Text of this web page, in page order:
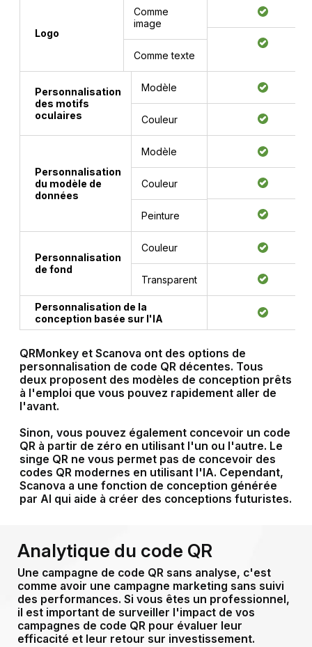
Logo
Comme
image
Comme texte
Personnalisation
des motifs
oculaires
Modèle
Couleur
Personnalisation
du modèle de
données
Modèle
Couleur
Peinture
Personnalisation
de fond
Couleur
Transparent
Personnalisation de la
conception basée sur l'IA
QRMonkey et Scanova ont des options de
personnalisation de code QR décentes. Tous
deux proposent des modèles de conception prêts
à l'emploi que vous pouvez rapidement aller de
l'avant.
Sinon, vous pouvez également concevoir un code
QR à partir de zéro en utilisant l'un ou l'autre. Le
singe QR ne vous permet pas de concevoir des
codes QR modernes en utilisant l'IA. Cependant,
Scanova a une fonction de conception générée
par AI qui aide à créer des conceptions futuristes.
Analytique du code QR
Une campagne de code QR sans analyse, c'est
comme avoir une campagne marketing sans suivi
des performances. Si vous êtes un professionnel,
il est important de surveiller l'impact de vos
campagnes de code QR pour évaluer leur
efficacité et leur retour sur investissement.